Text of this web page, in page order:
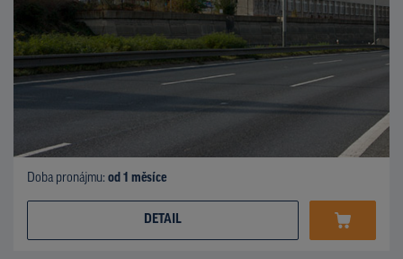
Doba pronájmu: od 1 měsíce
DETAIL